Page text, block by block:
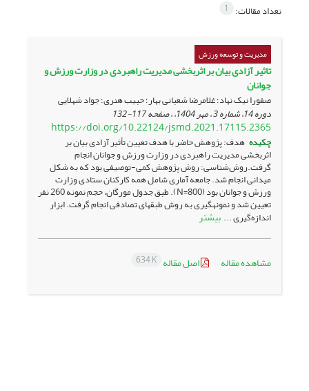
تعداد مقالات: 1
مدیریت و توسعه ورزش
تاثیر آزادی بیان بر اثربخشی مدیریت راهبردی در وزارت ورزش و
جوانان
صفورا نیک نهاد؛ غلامرضا شعبانی بهار؛ حبیب هنری؛ جواد شهلایی
دوره 14، شماره 3 ، مهر 1404، ، صفحه 117-132
https://doi.org/10.22124/jsmd.2021.17115.2365
چکیده هدف: پژوهش حاضر با هدف تعیین تأثیر آزادی بیان بر
اثربخشی مدیریت راهبردی در وزارت ورزش و جوانان انجام
گرفت.روش‌شناسی: روش پژوهش کمی-توصیفی بود که به شکل
میدانی انجام شد. جامعه آماری شامل همه کارکنان ستادی وزارت
ورزش و جوانان بود (800=N). طبق جدول مورگان، حجم نمونه 260 نفر
تعیین شد و نمونه­گیری به روش طبقه­ای تصادفی انجام گرفت. ابزار
اندازه‌گیری ... بیشتر
مشاهده مقاله اصل مقاله 634 K